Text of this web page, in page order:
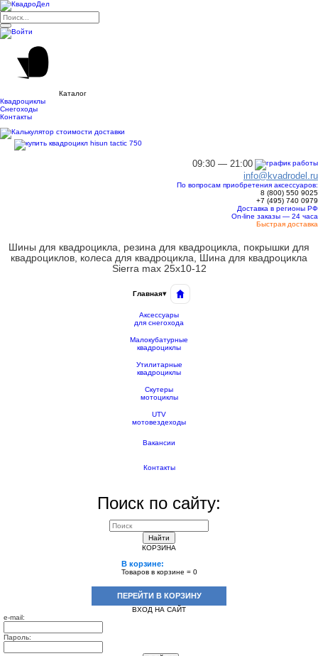
Каталог
Квадроциклы
Снегоходы
Контакты
09:30 — 21:00
info@kvadrodel.ru
По вопросам приобретения аксессуаров:
8 (800) 550 9025
+7 (495) 740 0979
Доставка в регионы РФ
On-line заказы — 24 часа
Быстрая доставка
Шины для квадроцикла, резина для квадроцикла, покрышки для
квадроциклов, колеса для квадроцикла, Шина для квадроцикла
Sierra max 25x10-12
Главная▾
Аксессуары
для снегохода
Малокубатурные
квадроциклы
Утилитарные
квадроциклы
Скутеры
мотоциклы
UTV
мотовездеходы
Вакансии
Контакты
Поиск по сайту:
Найти
КОРЗИНА
В корзине:
Товаров в корзине = 0
ПЕРЕЙТИ В КОРЗИНУ
ВХОД НА САЙТ
e-mail:
Пароль: